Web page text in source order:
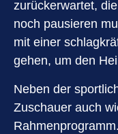
zurückerwartet,
noch pausieren
mit einer
gehen, um den
Neben der
Zuschauer auch